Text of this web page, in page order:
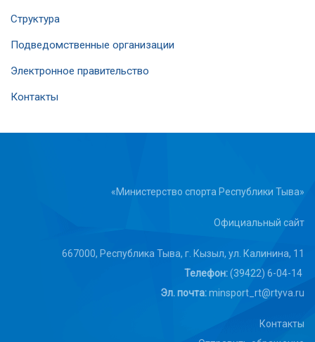
Структура
Подведомственные организации
Электронное правительство
Контакты
«Министерство спорта Республики Тыва»
Официальный сайт
667000, Республика Тыва, г. Кызыл, ул. Калинина, 11
Телефон:(39422) 6-04-14
Эл. почта:minsport_rt@rtyva.ru
Контакты